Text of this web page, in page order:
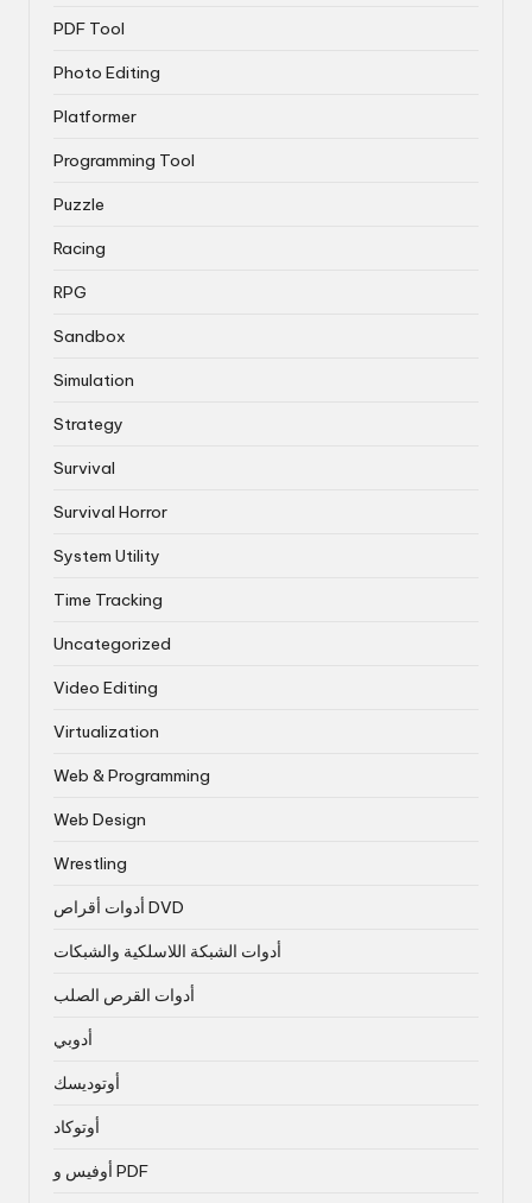
PDF Tool
Photo Editing
Platformer
Programming Tool
Puzzle
Racing
RPG
Sandbox
Simulation
Strategy
Survival
Survival Horror
System Utility
Time Tracking
Uncategorized
Video Editing
Virtualization
Web & Programming
Web Design
Wrestling
أدوات أقراص DVD
أدوات الشبكة اللاسلكية والشبكات
أدوات القرص الصلب
أدوبي
أوتوديسك
أوتوكاد
أوفيس و PDF